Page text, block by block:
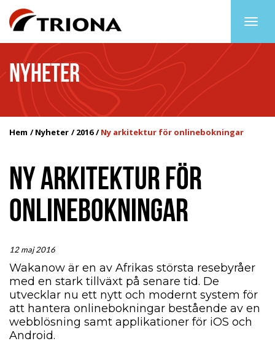
NYHETER
Hem Nyheter 2016 Ny arkitektur för onlinebokningar
NY ARKITEKTUR FÖR
ONLINEBOKNINGAR
12 maj 2016
Wakanow är en av Afrikas största resebyråer
med en stark tillväxt på senare tid. De
utvecklar nu ett nytt och modernt system för
att hantera onlinebokningar bestående av en
webblösning samt applikationer för iOS och
Android.